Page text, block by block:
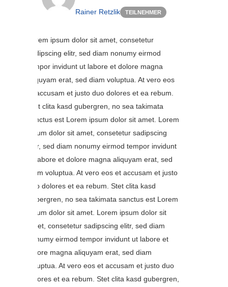
Rainer Retzlik TEILNEHMER
Lorem ipsum dolor sit amet, consetetur
sadipscing elitr, sed diam nonumy eirmod
tempor invidunt ut labore et dolore magna
aliquyam erat, sed diam voluptua. At vero eos
et accusam et justo duo dolores et ea rebum.
Stet clita kasd gubergren, no sea takimata
sanctus est Lorem ipsum dolor sit amet. Lorem
ipsum dolor sit amet, consetetur sadipscing
elitr, sed diam nonumy eirmod tempor invidunt
ut labore et dolore magna aliquyam erat, sed
diam voluptua. At vero eos et accusam et justo
duo dolores et ea rebum. Stet clita kasd
gubergren, no sea takimata sanctus est Lorem
ipsum dolor sit amet. Lorem ipsum dolor sit
amet, consetetur sadipscing elitr, sed diam
nonumy eirmod tempor invidunt ut labore et
dolore magna aliquyam erat, sed diam
voluptua. At vero eos et accusam et justo duo
dolores et ea rebum. Stet clita kasd gubergren,